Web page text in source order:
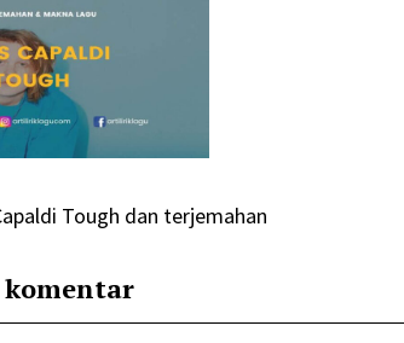
Tough dan terjemahan